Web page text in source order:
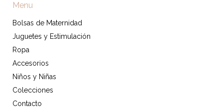
Menu
Bolsas de Maternidad
Juguetes y Estimulación
Ropa
Accesorios
Niños y Niñas
Colecciones
Contacto